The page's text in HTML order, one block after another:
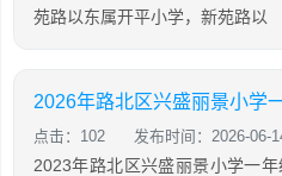
苑路以东属开平小学，新苑路以
2026年路北区兴盛丽景小学
点击：102 发布时间：2026-06-
2023年路北区兴盛丽景小学一